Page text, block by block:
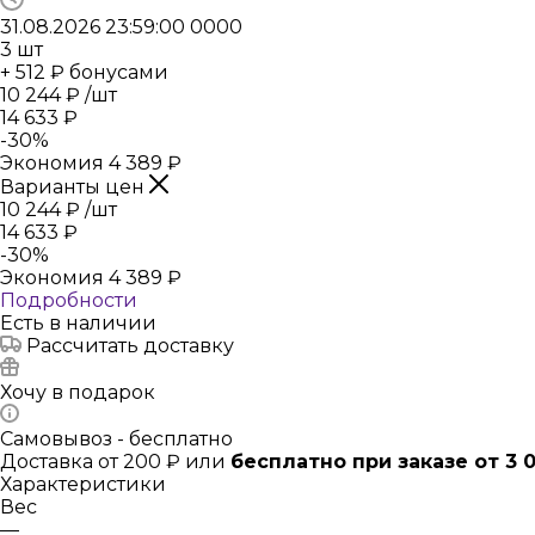
31.08.2026 23:59:00 0000
3 шт
+ 512 ₽ бонусами
10 244₽ /шт
14 633 ₽
-30%
Экономия 4 389 ₽
Варианты цен
10 244₽ /шт
14 633 ₽
-30%
Экономия 4 389 ₽
Подробности
Есть в наличии
Рассчитать доставку
Хочу в подарок
Самовывоз - бесплатно
Доставка от 200 ₽ или бесплатно при заказе от 3
Характеристики
Вес
—